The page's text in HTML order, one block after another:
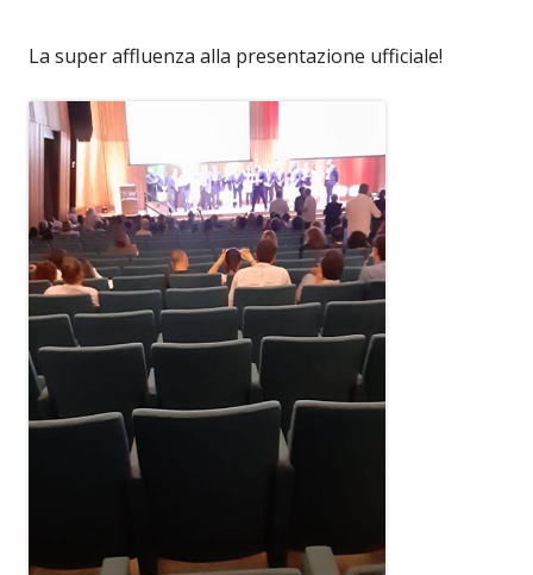
La super affluenza alla presentazione ufficiale!